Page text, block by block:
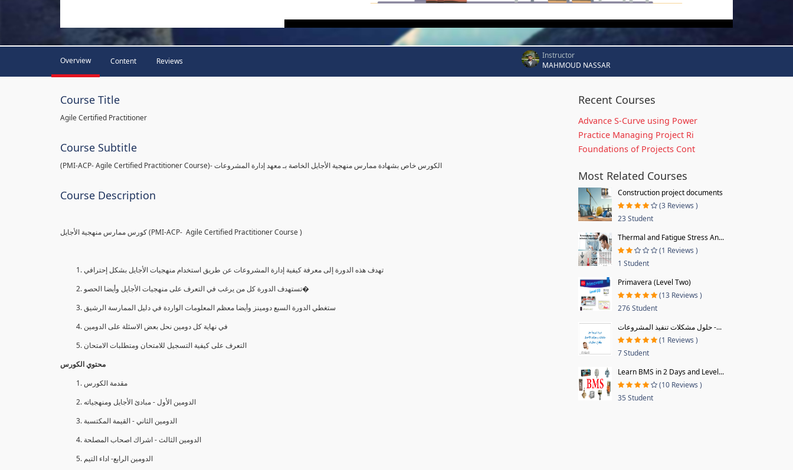
Overview Content Reviews
Instructor
MAHMOUD NASSAR
Course Title
Agile Certified Practitioner
Course Subtitle
(PMI-ACP- Agile Certified Practitioner Course)- الكورس خاص بشهادة ممارس منهجية الأجايل الخاصة بـ معهد إدارة المشروعات
Course Description
كورس ممارس منهجية الأجايل (PMI-ACP- Agile Certified Practitioner Course )
تهدف هذه الدورة إلى معرفة كيفية إدارة المشروعات عن طريق استخدام منهجيات الأجايل بشكل إحترافي
تستهدف الدورة كل من يرغب في التعرف على منهجيات الأجايل وأيضا الحصو�
ستغطي الدورة السبع دومينز وأيضا معظم المعلومات الواردة في دليل الممارسة الرشيق
في نهاية كل دومين نحل بعض الاسئلة على الدومين
التعرف على كيفية التسجيل للامتحان ومتطلبات الامتحان
محتوي الكورس
مقدمة الكورس
الدومين الأول - مبادئ الأجايل ومنهجياته
الدومين الثاني - القيمة المكتسبة
الدومين الثالث - اشراك اصحاب المصلحة
الدومين الرابع- اداء التيم
Recent Courses
Advance S-Curve using Power
Practice Managing Project Ri
Foundations of Projects Cont
Most Related Courses
Construction project documents
(3 Reviews )
23 Student
Thermal and Fatigue Stress An...
(1 Reviews )
1 Student
Primavera (Level Two)
(13 Reviews )
276 Student
حلول مشكلات تنفيذ المشروعات -...
(1 Reviews )
7 Student
Learn BMS in 2 Days and Level...
(10 Reviews )
35 Student